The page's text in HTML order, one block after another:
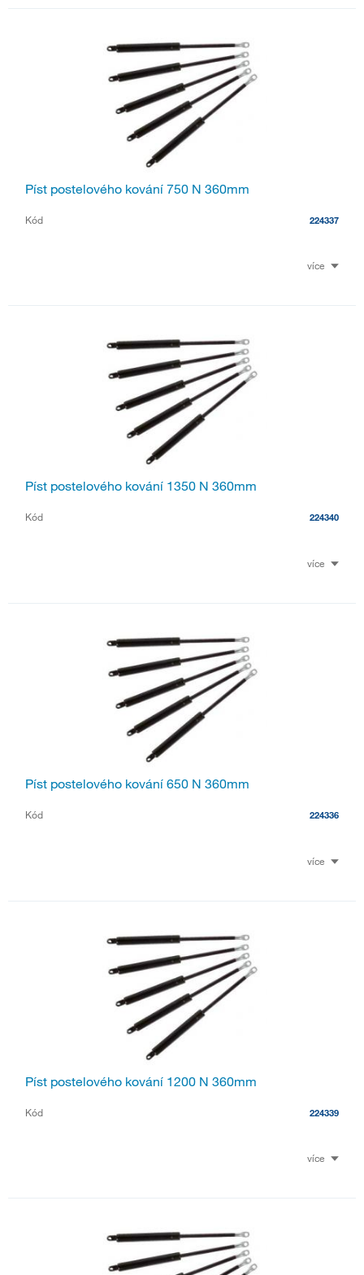
Píst postelového kování 750 N 360mm
Kód 224337
více
Píst postelového kování 1350 N 360mm
Kód 224340
více
Píst postelového kování 650 N 360mm
Kód 224336
více
Píst postelového kování 1200 N 360mm
Kód 224339
více